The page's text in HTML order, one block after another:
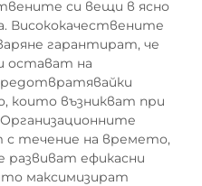
си вещи в ясно
Висококачествените
гарантират, че
остават на
които възникват при
течение на времето,
ефикасни
максимизират